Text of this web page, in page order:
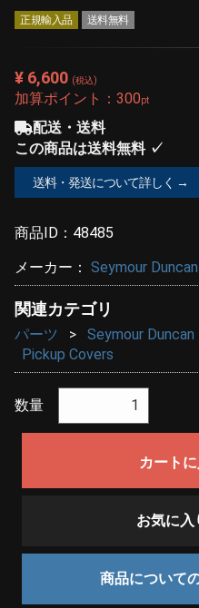
正規輸入品 送料無料
¥ 6,600 (税込)
加算ポイント： 300pt
配送・送料
この商品は送料無料 ✓
送料・発送について詳しく →
商品ID： 48485
メーカー： Seymour Duncan
関連カテゴリ
パーツ Seymour
Pickup Covers
数量
カート
お気に入
商品について